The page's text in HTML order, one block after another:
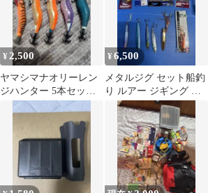
¥2,500
ヤマシマナオリーレン
ジハンター 5本セット
釣り具 ルアー
¥6,500
メタルジグ セット船釣
り ルアー ジギング 釣
り具